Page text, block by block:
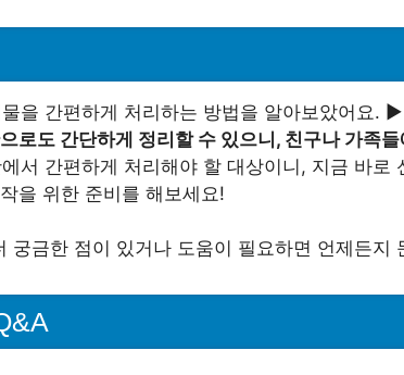
을 간편하게 처리하는 방법을 알아보았어요. ▶️
로도 간단하게 정리할 수 있으니, 친구나 가족
서 간편하게 처리해야 할 대상이니, 지금 바로
을 위한 준비를 해보세요!
궁금한 점이 있거나 도움이 필요하면 언제든지